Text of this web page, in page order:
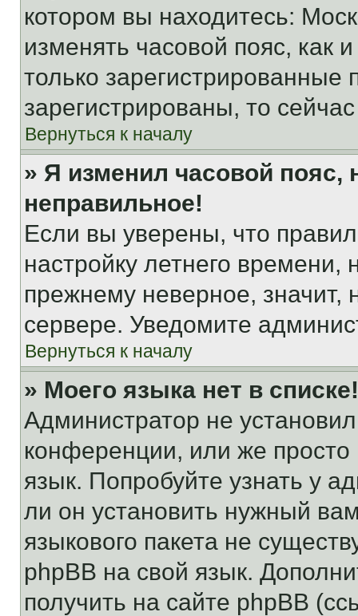
котором вы находитесь:
изменять часовой пояс, как
только
зарегистрированы, то
Вернуться к началу
» Я изменил часовой пояс,
неправильное!
Если вы уверены, что
настройку летнего
прежнему неверное, значит,
сервере. Уведомите
Вернуться к началу
» Моего языка нет в списке!
Администратор не
конференции, или же
язык. Попробуйте узнать у
ли он установить нужный
языкового пакета не
phpBB на свой язык.
получить на сайте phpBB